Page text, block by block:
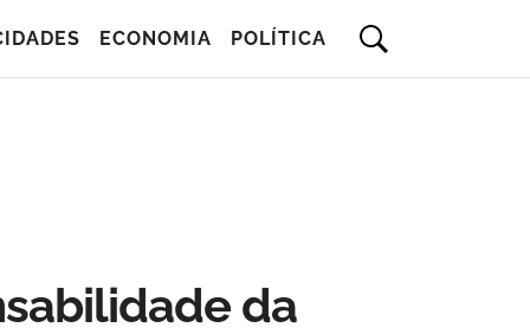
ECONOMIA POLÍTICA
da